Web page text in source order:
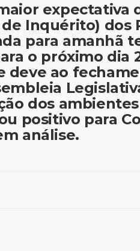
expectativa
Inquérito) dos
para amanhã
o próximo dia
deve ao
dos
positivo para
análise.